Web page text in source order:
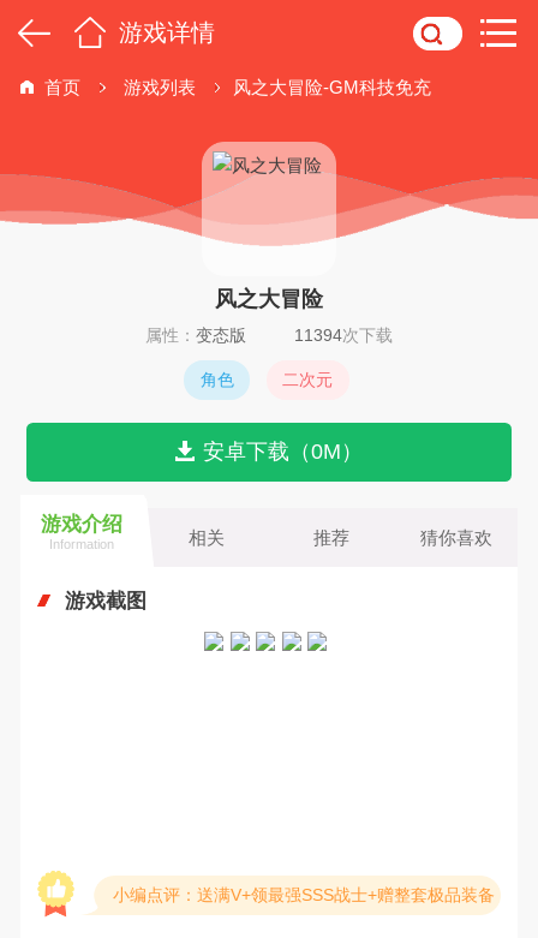
游戏详情
首页 游戏列表 风之大冒险-GM科技免充
风之大冒险
属性： 变态版 11394次下载
角色 二次元
安卓下载（0M）
游戏介绍
Information 相关 推荐 猜你喜欢
游戏截图
小编点评：送满V+领最强SSS战士+赠整套极品装备